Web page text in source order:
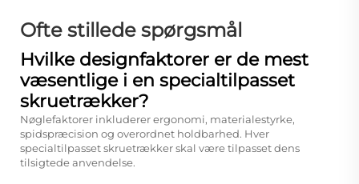
Ofte stillede spørgsmål
Hvilke designfaktorer er de mest
væsentlige i en specialtilpasset
skruetrækker?
Nøglefaktorer inkluderer ergonomi, materialestyrke,
spidspræcision og overordnet holdbarhed. Hver
specialtilpasset skruetrækker skal være tilpasset dens
tilsigtede anvendelse.